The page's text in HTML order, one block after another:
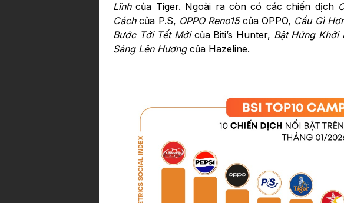
Lĩnhcủa Tiger. Ngoài ra còn có các chiến dịch
Cáchcủa P.S, OPPO Reno15của OPPO, Cầu Gì
Bước Tới Tết Mớicủa Biti’s Hunter, Bật Hứng Khởi
Sáng Lên Hươngcủa Hazeline.